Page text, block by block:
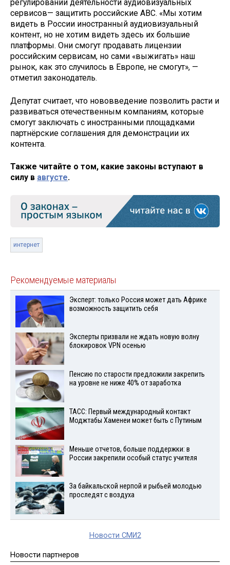
регулировании деятельности аудиовизуальных
сервисов— защитить российские АВС. «Мы хотим
видеть в России иностранный аудиовизуальный
контент, но не хотим видеть здесь их большие
платформы. Они смогут продавать лицензии
российским сервисам, но сами «выжигать» наш
рынок, как это случилось в Европе, не смогут», —
отметил законодатель.
Депутат считает, что нововведение позволить расти и
развиваться отечественным компаниям, которые
смогут заключать с иностранными площадками
партнёрские соглашения для демонстрации их
контента.
Также читайте о том, какие законы вступают в
силу в августе.
интернет
Рекомендуемые материалы
Эксперт: только Россия может дать Африке
возможность защитить себя
Эксперты призвали не ждать новую волну
блокировок VPN осенью
Пенсию по старости предложили закрепить
на уровне не ниже 40% от заработка
ТАСС: Первый международный контакт
Моджтабы Хаменеи может быть с Путиным
Меньше отчетов, больше поддержки: в
России закрепили особый статус учителя
За байкальской нерпой и рыбьей молодью
проследят с воздуха
Новости СМИ2
Новости партнеров